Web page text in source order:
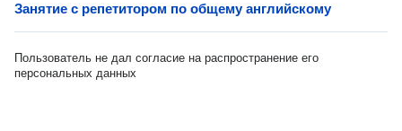
Занятие с репетитором по общему английскому
Пользователь не дал согласие на распространение его
персональных данных